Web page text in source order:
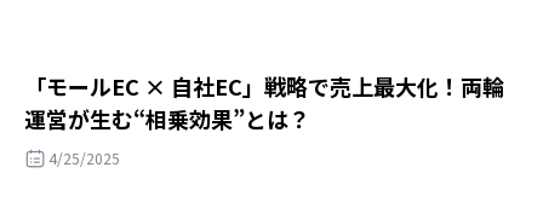
「モールEC × 自社EC」戦略で売上最大化！両輪
運営が生む“相乗効果”とは？
4/25/2025